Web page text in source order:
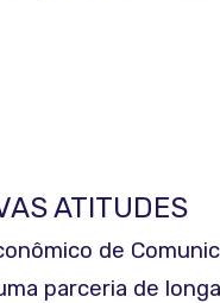
ATITUDES
de
parceria de